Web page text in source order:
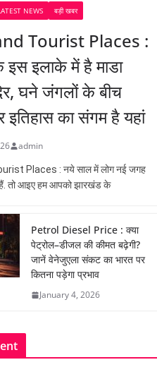
NEWS बड़ी खबर
Tourist Places :
इलाके में है माडा
घने जंगलों के बीच
का संगम है यहां
admin
Places : नये साल में लोग नई जगह
तो आइए हम आपको झारखंड के
Petrol Diesel Price : क्या
पेट्रोल–डीजल की कीमत बढ़ेगी?
जानें वेनेजुएला संकट का भारत पर
कितना पड़ेगा प्रभाव
January 4, 2026